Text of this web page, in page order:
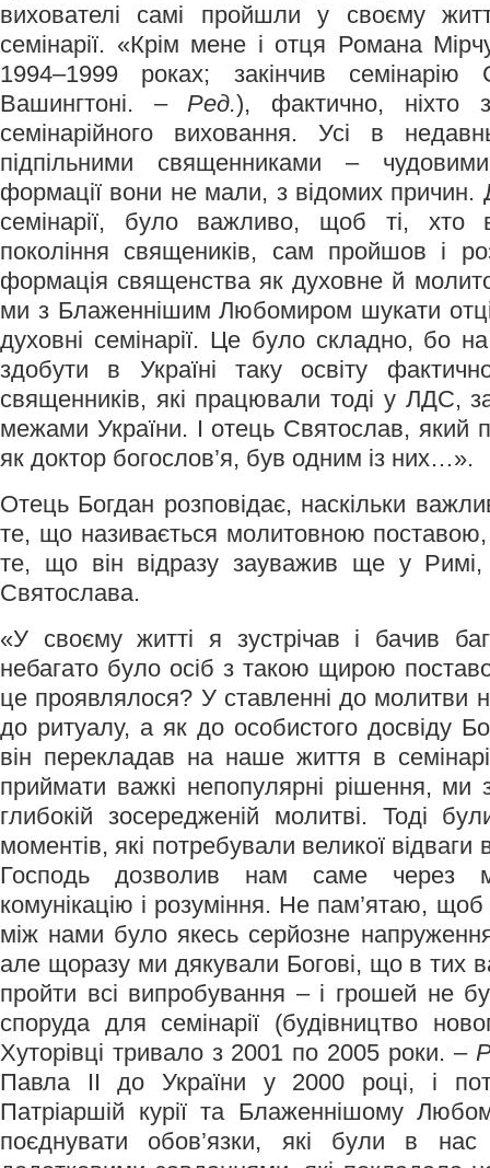
вихователі самі пройшли у своєму
семінарії. «Крім мене і отця Романа
1994–1999 роках; закінчив
Вашингтоні. – Ред.), фактично, ніхто
семінарійного виховання. Усі в
підпільними священниками –
формації вони не мали, з відомих причин.
семінарії, було важливо, щоб ті, хто
покоління священиків, сам пройшов і
формація священства як духовне й
ми з Блаженнішим Любомиром шукати
духовні семінарії. Це було складно, бо
здобути в Україні таку освіту
священників, які працювали тоді у ЛДС,
межами України. І отець Святослав, який
як доктор богослов’я, був одним із них…».
Отець Богдан розповідає, наскільки
те, що називається молитовною
те, що він відразу зауважив ще у Римі,
Святослава.
«У своєму житті я зустрічав і бачив
небагато було осіб з такою щирою
це проявлялося? У ставленні до молитви
до ритуалу, а як до особистого досвіду
він перекладав на наше життя в
приймати важкі непопулярні рішення,
глибокій зосередженій молитві. Тоді
моментів, які потребували великої відваги
Господь дозволив нам саме через
комунікацію і розуміння. Не пам’ятаю, щоб
між нами було якесь серйозне
але щоразу ми дякували Богові, що в тих
пройти всі випробування – і грошей не
споруда для семінарії (будівництво
Хуторівці тривало з 2001 по 2005 роки. –
Павла ІІ до України у 2000 році, і
Патріаршій курії та Блаженнішому
поєднувати обов’язки, які були в нас